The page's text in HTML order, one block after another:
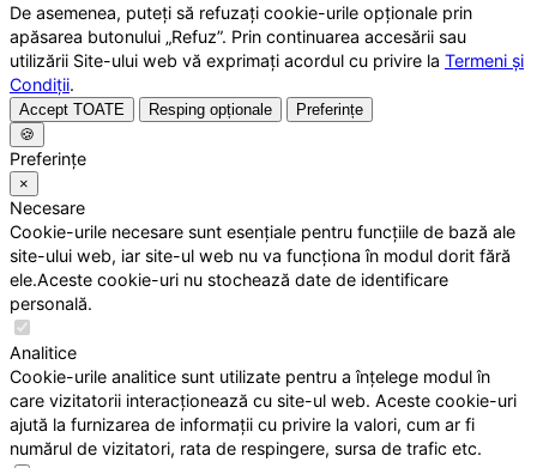
De asemenea, puteți să refuzați cookie-urile opționale prin
apăsarea butonului „Refuz”. Prin continuarea accesării sau
utilizării Site-ului web vă exprimați acordul cu privire la Termeni și
Condiții.
Accept TOATE Resping opționale
Preferințe
🍪
Preferințe
×
Necesare
Cookie-urile necesare sunt esențiale pentru funcțiile de bază ale
site-ului web, iar site-ul web nu va funcționa în modul dorit fără
ele.Aceste cookie-uri nu stochează date de identificare
personală.
Analitice
Cookie-urile analitice sunt utilizate pentru a înțelege modul în
care vizitatorii interacționează cu site-ul web. Aceste cookie-uri
ajută la furnizarea de informații cu privire la valori, cum ar fi
numărul de vizitatori, rata de respingere, sursa de trafic etc.